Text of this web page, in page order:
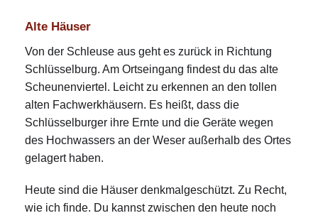
Alte Häuser
Von der Schleuse aus geht es zurück in Richtung
Schlüsselburg. Am Ortseingang findest du das alte
Scheunenviertel. Leicht zu erkennen an den tollen
alten Fachwerkhäusern. Es heißt, dass die
Schlüsselburger ihre Ernte und die Geräte wegen
des Hochwassers an der Weser außerhalb des Ortes
gelagert haben.
Heute sind die Häuser denkmalgeschützt. Zu Recht,
wie ich finde. Du kannst zwischen den heute noch